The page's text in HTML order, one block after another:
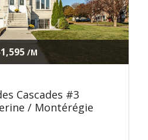
/M
Cascades #3
/ Montérégie